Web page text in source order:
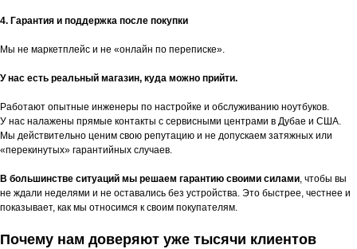
4. Гарантия и поддержка после покупки
Мы не маркетплейс и не «онлайн по переписке».
У нас есть реальный магазин, куда можно прийти.
Работают опытные инженеры по настройке и обслуживанию ноутбуков.
У нас налажены прямые контакты с сервисными центрами в Дубае и США.
Мы действительно ценим свою репутацию и не допускаем затяжных или
«перекинутых» гарантийных случаев.
В большинстве ситуаций мы решаем гарантию своими силами, чтобы вы
не ждали неделями и не оставались без устройства. Это быстрее, честнее и
показывает, как мы относимся к своим покупателям.
Почему нам доверяют уже тысячи клиентов